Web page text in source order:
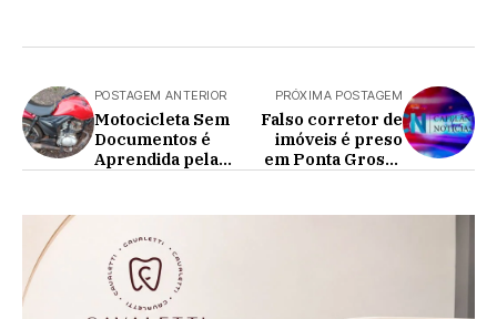
POSTAGEM ANTERIOR
Motocicleta Sem
Documentos é
Aprendida pela
PRÓXIMA POSTAGEM
Falso corretor de
imóveis é preso
em Ponta Grossa
menos R$150 mil